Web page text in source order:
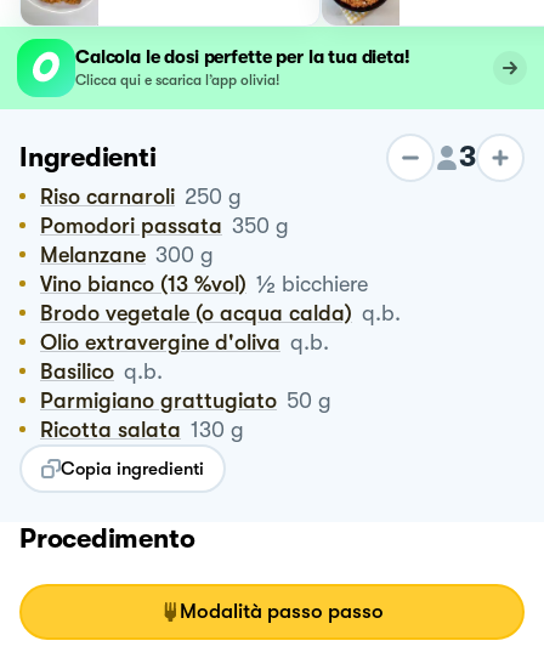
Calcola le dosi perfette per la tua dieta!
Clicca qui e scarica l’app olivia!
Ingredienti 3
Riso carnaroli 250 g
Pomodori passata 350 g
Melanzane 300 g
Vino bianco (13 %vol) ½ bicchiere
Brodo vegetale (o acqua calda) q.b.
Olio extravergine d'oliva q.b.
Basilico q.b.
Parmigiano grattugiato 50 g
Ricotta salata 130 g
Copia ingredienti
Procedimento
Modalità passo passo